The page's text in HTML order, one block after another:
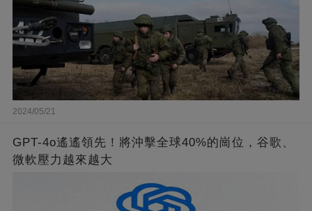
2024/05/21
GPT-4o遙遙領先！將沖擊全球40%的崗位，谷歌、
微軟壓力越來越大